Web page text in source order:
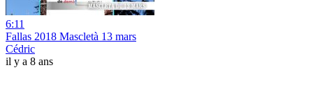
6:11
Fallas 2018 Mascletà 13 mars
Cédric
il y a 8 ans